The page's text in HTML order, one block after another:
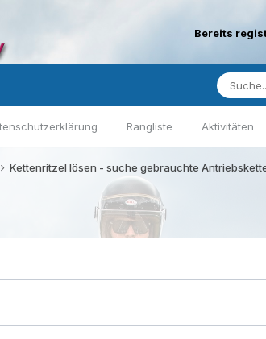
Bereits
Rangliste Aktivitäten
Kettenritzel lösen - suche gebrauchte